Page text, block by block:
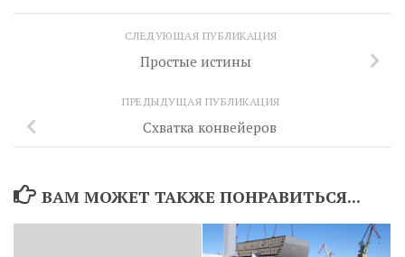
СЛЕДУЮЩАЯ ПУБЛИКАЦИЯ
Простые истины
ПРЕДЫДУЩАЯ ПУБЛИКАЦИЯ
Схватка конвейеров
ВАМ МОЖЕТ ТАКЖЕ ПОНРАВИТЬСЯ...